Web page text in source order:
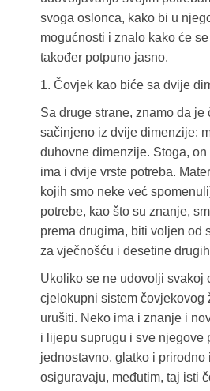
svoga oslonca, kako bi u
mogućnosti i znalo kako će
također potpuno jasno.
1. Čovjek kao biće sa dvije
Sa druge strane, znamo da
sačinjeno iz dvije dimenzije:
duhovne dimenzije. Stoga,
ima i dvije vrste potreba.
kojih smo neke već
potrebe, kao što su znanje,
prema drugima, biti voljen od
za vječnošću i desetine
Ukoliko se ne udovolji svakoj
cjelokupni sistem čovjekovog
urušiti. Neko ima i znanje i
i lijepu suprugu i sve njegove
jednostavno, glatko i prirodno
osiguravaju, međutim, taj isti